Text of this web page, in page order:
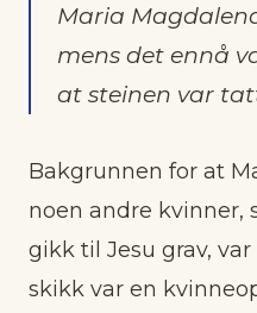
Maria
mens det ennå
at steinen var
Bakgrunnen for at
noen andre kvinner,
gikk til Jesu grav,
skikk var en